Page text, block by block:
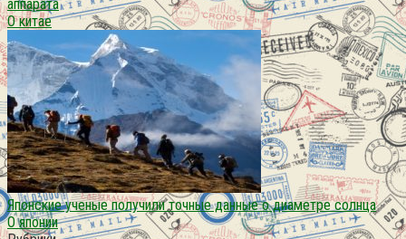
аппарата
О китае
Японские ученые получили точные данные о диаметре солнца
О японии